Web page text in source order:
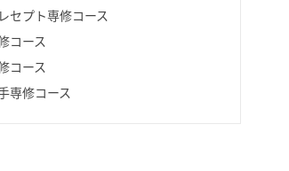
セプト専修コース
コース
コース
専修コース